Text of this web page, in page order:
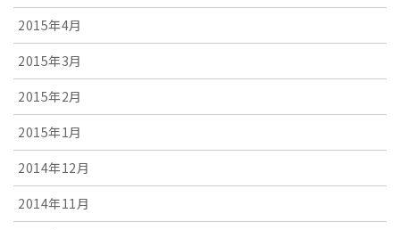
2015年4月
2015年3月
2015年2月
2015年1月
2014年12月
2014年11月